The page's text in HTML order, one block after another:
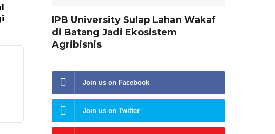
IPB University Sulap Lahan Wakaf
di Batang Jadi Ekosistem
Agribisnis
Join us on Facebook
Join us on Twitter